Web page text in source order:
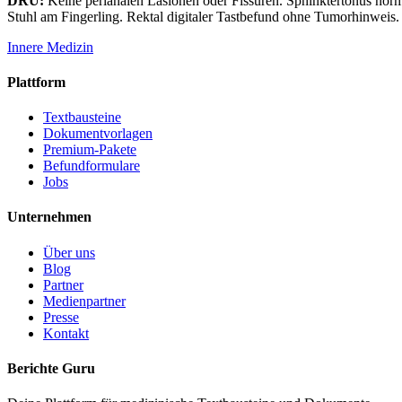
Stuhl am Fingerling. Rektal digitaler Tastbefund ohne Tumorhinweis.
Innere Medizin
Plattform
Textbausteine
Dokumentvorlagen
Premium-Pakete
Befundformulare
Jobs
Unternehmen
Über uns
Blog
Partner
Medienpartner
Presse
Kontakt
Berichte Guru